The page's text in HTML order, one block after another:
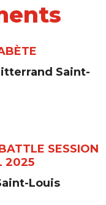
Saint-
SESSION
2025
Louis